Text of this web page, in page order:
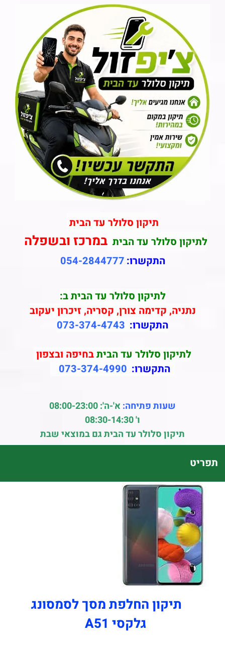
תיקון סלולר עד הבית
לתיקון סלולר עד הביתבמרכז ובשפלה
התקשרו: 054-2844777
לתיקון סלולר עד הבית ב:
נתניה, קדימה צורן, קסריה, זיכרון יעקוב
התקשרו: 073-374-4743
לתיקון סלולר עד הביתבחיפה ובצפון
התקשרו: 073-374-4990
שעות פתיחה:א'-ה': 08:00-23:00
ו' 08:30-14:30
תיקון סלולר עד הבית גם במוצאי שבת
תפריט
תיקון החלפת מסך לסמסונג
גלקסי A51